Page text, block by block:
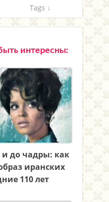
Tags ↓
интересны:
до чадры: как
иранских
110 лет